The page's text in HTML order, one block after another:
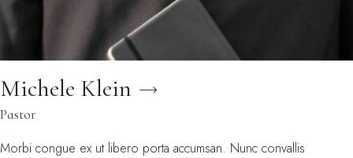
Michele Klein
Pastor
Morbi congue ex ut libero porta accumsan. Nunc convallis